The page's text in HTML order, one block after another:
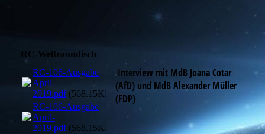
RC-Weltraumtisch
RC-106-Ausgabe
April-
2019.pdf(568.15KB)
RC-106-Ausgabe
April-
2019.pdf(568.15KB)
Interview mit MdB Joana Cotar
(AfD) und MdB Alexander Müller
(FDP)